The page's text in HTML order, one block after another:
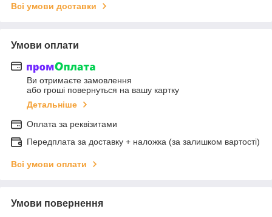
Всі умови доставки
Умови оплати
Ви отримаєте замовлення
або гроші повернуться на вашу картку
Детальніше
Оплата за реквізитами
Передплата за доставку + наложка (за залишком вартості)
Всі умови оплати
Умови повернення